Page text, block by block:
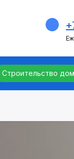
Строительство
Строительство